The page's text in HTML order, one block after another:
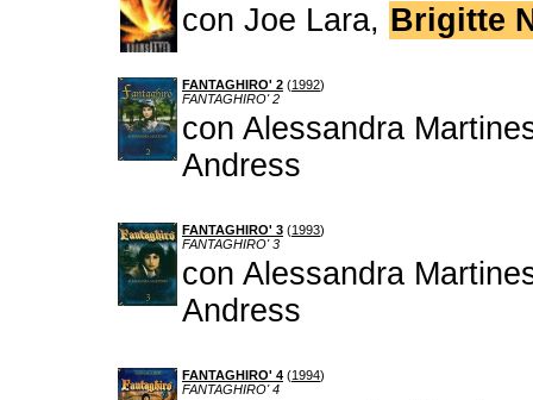
con Joe Lara, Brigitte
FANTAGHIRO' 2 (1992)
FANTAGHIRO' 2
con Alessandra
Andress
FANTAGHIRO' 3 (1993)
FANTAGHIRO' 3
con Alessandra
Andress
FANTAGHIRO' 4 (1994)
FANTAGHIRO' 4